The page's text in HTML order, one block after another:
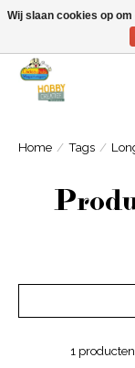
Welkom bij Cadeauhuis
Home / Tags /
1 producten
Wij slaan cookies op